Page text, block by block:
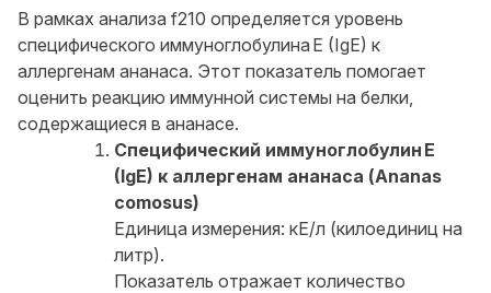
В рамках анализа f210 определяется уровень
специфического иммуноглобулина E (IgE) к
аллергенам ананаса. Этот показатель помогает
оценить реакцию иммунной системы на белки,
содержащиеся в ананасе.
Специфический иммуноглобулин E
(IgE) к аллергенам ананаса (Ananas
comosus)
Единица измерения: кЕ/л (килоединиц на
литр).
Показатель отражает количество